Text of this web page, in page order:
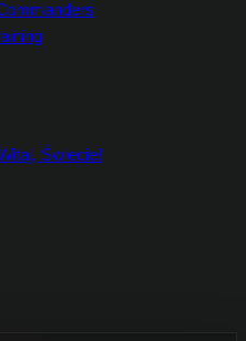
Świecie!